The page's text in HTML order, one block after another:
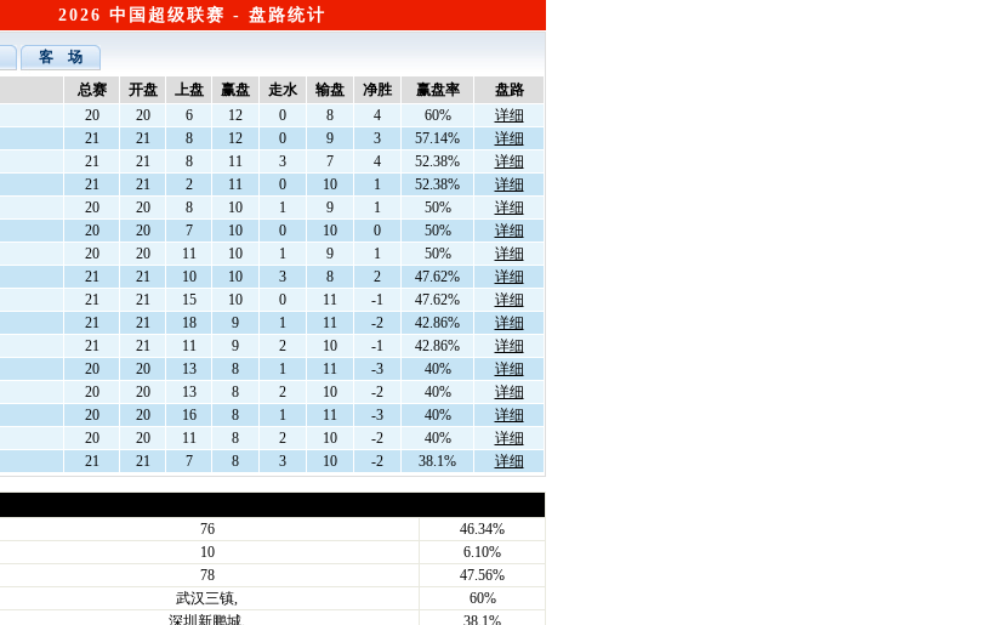
2026 中国超级联赛 - 盘路统计
客 场
总赛
开盘 上盘 赢盘 走水 输盘 净胜 赢盘率
盘路
20 20 6 12 0 8 4 60%
详细
21 21 8 12 0 9 3 57.14%
详细
21 21 8 11 3 7 4 52.38%
详细
21 21 2 11 0 10 1 52.38%
详细
20 20 8 10 1 9 1 50%
详细
20 20 7 10 0 10 0 50%
详细
20 20 11 10 1 9 1 50%
详细
21 21 10 10 3 8 2 47.62%
详细
21 21 15 10 0 11 -1 47.62%
详细
21 21 18 9 1 11 -2 42.86%
详细
21 21 11 9 2 10 -1 42.86%
详细
20 20 13 8 1 11 -3 40%
详细
20 20 13 8 2 10 -2 40%
详细
20 20 16 8 1 11 -3 40%
详细
20 20 11 8 2 10 -2 40%
详细
21 21 7 8 3 10 -2 38.1% 详细
76
46.34%
10
6.10%
78
47.56%
武汉三镇,
60%
深圳新鹏城,
38.1%